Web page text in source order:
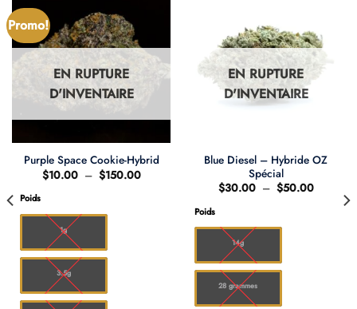
Promo!
EN RUPTURE
D'INVENTAIRE
Purple Space Cookie-Hybrid
$10.00 – $150.00Plage
Poids
1g
3.5g
EN RUPTURE
D'INVENTAIRE
Blue Diesel – Hybride OZ
Spécial
$30.00 – $50.00Plage
Poids
14g
28 grammes